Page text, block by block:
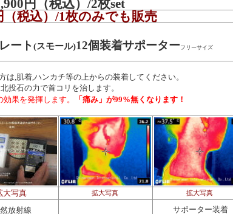
円（税込）/2枚set
（税込）/1枚のみでも販売
ート(スモール)12個装着サポーター フリーサイズ
は,肌着,ハンカチ等の上からの装着してください。
北投石の力で首コリを治します。
果を発揮します。 「痛み」が99%無くなります！
大写真 拡大写真
拡大写真
放射線
サポーター装着